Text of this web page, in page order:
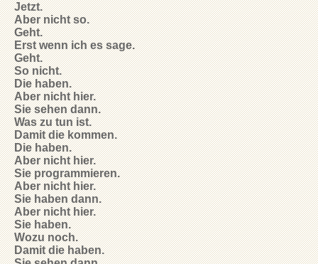
Jetzt.
Aber nicht so.
Geht.
Erst wenn ich es sage.
Geht.
So nicht.
Die haben.
Aber nicht hier.
Sie sehen dann.
Was zu tun ist.
Damit die kommen.
Die haben.
Aber nicht hier.
Sie programmieren.
Aber nicht hier.
Sie haben dann.
Aber nicht hier.
Sie haben.
Wozu noch.
Damit die haben.